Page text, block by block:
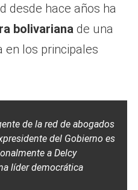
desde hace años ha
bolivarianade una
en los principales
de la red de abogados
del Gobierno es
a Delcy
líder democrática